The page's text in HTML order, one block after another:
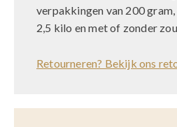
verpakkingen van 200
2,5 kilo en met of zonder
Retourneren? Bekijk ons